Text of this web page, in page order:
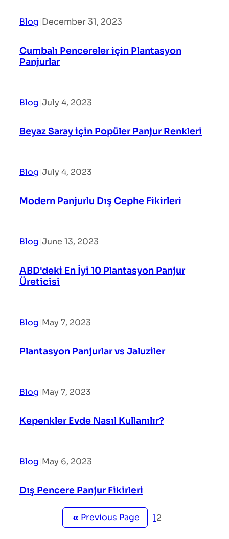
Blog December 31, 2023
Cumbalı Pencereler için Plantasyon
Panjurlar
Blog July 4, 2023
Beyaz Saray için Popüler Panjur Renkleri
Blog July 4, 2023
Modern Panjurlu Dış Cephe Fikirleri
Blog June 13, 2023
ABD'deki En İyi 10 Plantasyon Panjur
Üreticisi
Blog May 7, 2023
Plantasyon Panjurlar vs Jaluziler
Blog May 7, 2023
Kepenkler Evde Nasıl Kullanılır?
Blog May 6, 2023
Dış Pencere Panjur Fikirleri
« Previous Page 12